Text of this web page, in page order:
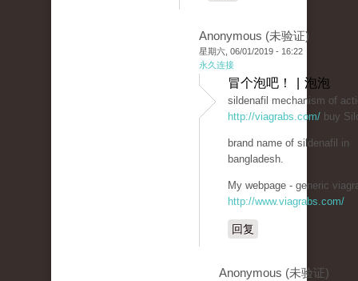
Anonymous (未验证)
星期六, 06/01/2019 - 16:22
永久连接
冒个泡吧！ | 泡泡
sildenafil mechanism of
http://viagrabs.com/ buy
brand name of sildenafil in
bangladesh.
My webpage - generic
http://www.viagrabs.com/
回复
Anonymous (未验证)